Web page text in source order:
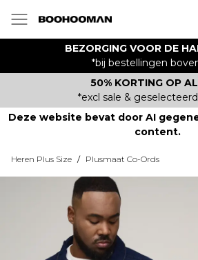
BEZORGING VOOR DE
*bij bestellingen
50% KORTING OP
*excl sale &
Deze website bevat door AI
content.
Heren Plus Size / Plusmaat Co-Ords